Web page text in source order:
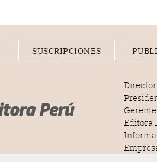
SUSCRIPCIONES
Editora